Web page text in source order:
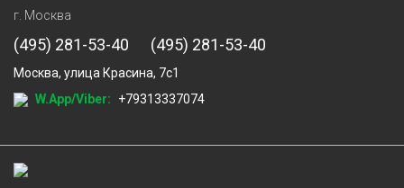
г. Москва
(495) 281-53-40 (495) 281-53-40
Москва, улица Красина, 7с1
W.App/Viber:
+79313337074